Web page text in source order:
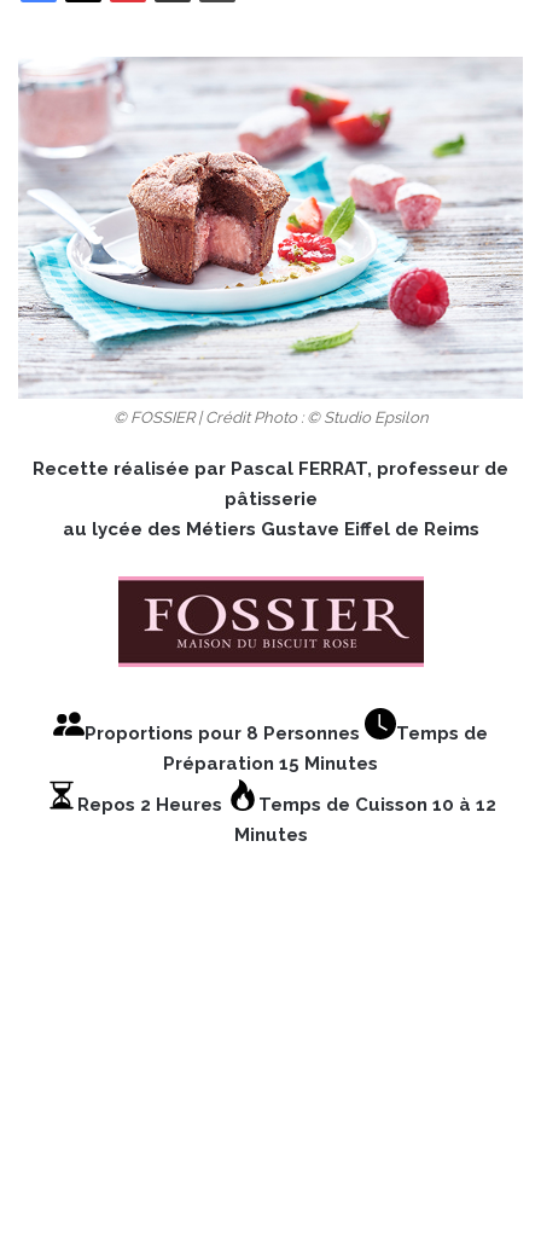
© FOSSIER | Crédit Photo : © Studio Epsilon
Recette réalisée par Pascal FERRAT, professeur de
pâtisserie
au lycée des Métiers Gustave Eiffel de Reims
Proportions pour 8 Personnes
Temps de
Préparation 15 Minutes
Repos 2 Heures
Temps de Cuisson 10 à 12
Minutes